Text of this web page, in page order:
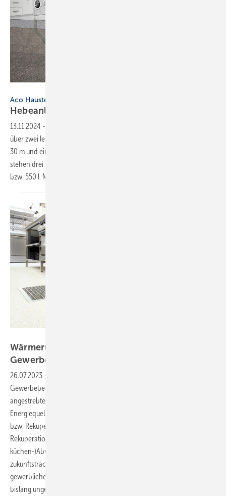
Aco Haustechnik
Hebeanlage für hohe
13.11.2024 -
über zwei leistungsstarke Pumpen, die eine Förderhöhe von bis zu
30 m und eine Fördermenge von bis zu 23,5 l/s erreichen. Zur Auswahl
stehen drei Leistungsstufen sowie zwei Behältervolumina von 430
bzw. 550 l. Markierte Bohrflächen für
Wärmerückgewinnung aus
Gewerbeküchenabwasser
26.07.2023 -
Gewerbebetriebe vor immer größere Heraus­forderungen. Die
angestrebte Energiewende setzt auf Einsparpotenziale, regenerative
Energiequellen sowie zunehmend auch auf Energierückgewinnung
bzw. Rekuperation. Eine noch relativ unbekannte Form der
Rekuperation ist die Wärmerückgewinnung aus heißem (Groß­
küchen-)Abwasser. Dahinter verbirgt sich ein vielversprechender,
zukunftsträchtiger Ansatz, denn warmes Abwasser fällt in
gewerblichen Großküchen täglich in großen Mengen an und gelangt
bislang ungenutzt in die